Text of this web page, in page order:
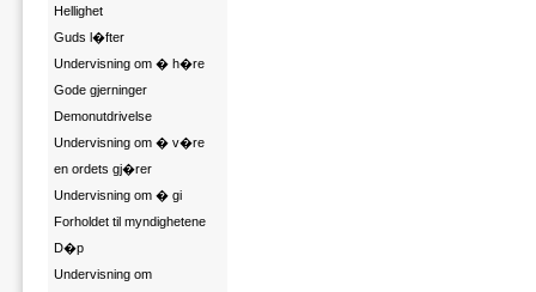
Hellighet
Guds l�fter
Undervisning om � h�re
Gode gjerninger
Demonutdrivelse
Undervisning om � v�re
en ordets gj�rer
Undervisning om � gi
Forholdet til myndighetene
D�p
Undervisning om